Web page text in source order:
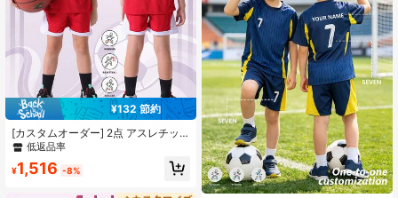
¥132 節約
[カスタムオーダー] 2点 アスレチッ
クスポーツトレーニング 速乾ワーク
ワークアウト、デイリー着用に適
低返品率
¥1,516 -8%